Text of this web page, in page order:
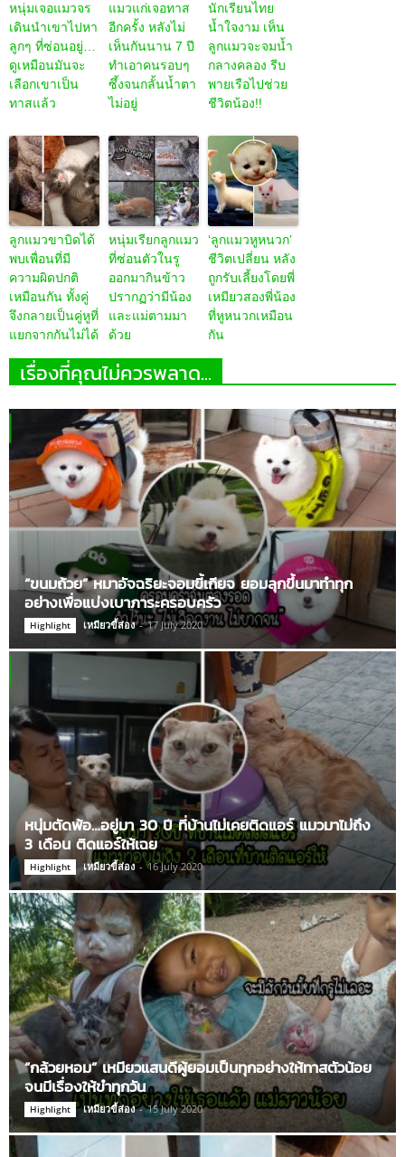
หนุ่มเจอแมวจร
เดินนำเขาไปหา
ลูกๆ ที่ซ่อนอยู่…
ดูเหมือนมันจะ
เลือกเขาเป็น
ทาสแล้ว
แมวแก่เจอทาส
อีกครั้ง หลังไม่
เห็นกันนาน 7 ปี
ทำเอาคนรอบๆ
ซึ้งจนกลั้นน้ำตา
ไม่อยู่
นักเรียนไทย
น้ำใจงาม เห็น
ลูกแมวจะจมน้ำ
กลางคลอง รีบ
พายเรือไปช่วย
ชีวิตน้อง!!
ลูกแมวขาบิดได้
พบเพื่อนที่มี
ความผิดปกติ
เหมือนกัน ทั้งคู่
จึงกลายเป็นคู่หูที่
แยกจากกันไม่ได้
หนุ่มเรียกลูกแมว
ที่ซ่อนตัวในรู
ออกมากินข้าว
ปรากฏว่ามีน้อง
และแม่ตามมา
ด้วย
‘ลูกแมวหูหนวก’
ชีวิตเปลี่ยน หลัง
ถูกรับเลี้ยงโดยพี่
เหมียวสองพี่น้อง
ที่หูหนวกเหมือน
กัน
เรื่องที่คุณไม่ควรพลาด...
“ขนมถ้วย” หมาอัจฉริยะจอมขี้เกียจ ยอมลุกขึ้นมาทำทุก
อย่างเพื่อแบ่งเบาภาระครอบครัว
Highlight เหมียวขี้ส่อง - 17 July 2020
หนุ่มตัดพ้อ…อยู่มา 30 ปี ที่บ้านไม่เคยติดแอร์ แมวมาไม่ถึง
3 เดือน ติดแอร์ให้เฉย
Highlight เหมียวขี้ส่อง - 16 July 2020
“กล้วยหอม” เหมียวแสนดีผู้ยอมเป็นทุกอย่างให้ทาสตัวน้อย
จนมีเรื่องให้ขำทุกวัน
Highlight เหมียวขี้ส่อง - 15 July 2020